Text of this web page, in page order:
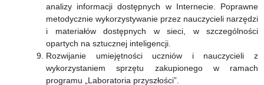
analizy informacji dostępnych w Internecie. Poprawne
metodycznie wykorzystywanie przez nauczycieli narzędzi
i materiałów dostępnych w sieci, w szczególności
opartych na sztucznej inteligencji.
Rozwijanie umiejętności uczniów i nauczycieli z
wykorzystaniem sprzętu zakupionego w ramach
programu „Laboratoria przyszłości”.